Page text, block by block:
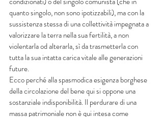
quanto singolo, non sono ipotizzabili), ma con la
sussistenza stessa di una collettività impegnata a
valorizzare la terra nella sua fertilità, a non
violentarla od alterarla, sì da trasmetterla con
tutta la sua intatta carica vitale alle generazioni
future.
Ecco perché alla spasmodica esigenza borghese
della circolazione del bene qui si oppone una
sostanziale indisponibilità. Il perdurare di una
massa patrimoniale non è qui intesa come